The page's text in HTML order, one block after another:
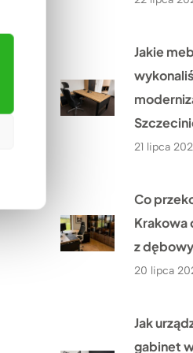
Jakie
21 lipca
Co
Krakowa
z
20 lipca
Jak
gabinet